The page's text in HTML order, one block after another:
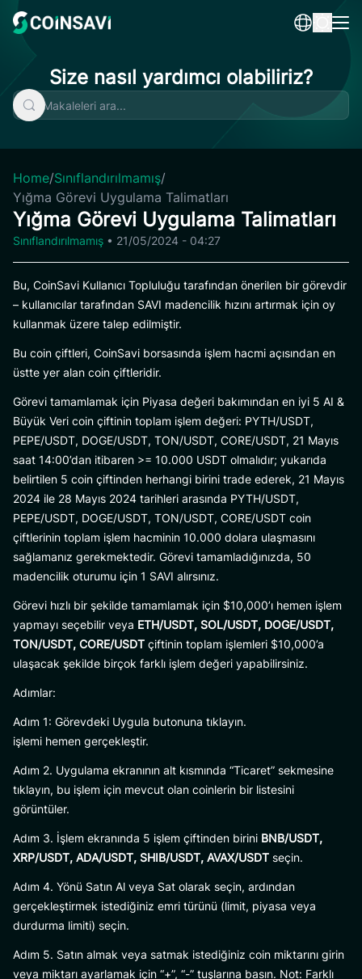
content
Size nasıl yardımcı olabiliriz?
Home/Sınıflandırılmamış/
Yığma Görevi Uygulama Talimatları
Yığma Görevi Uygulama Talimatları
Sınıflandırılmamış • 21/05/2024 - 04:27
Bu, CoinSavi Kullanıcı Topluluğu tarafından önerilen bir görevdir
– kullanıcılar tarafından SAVI madencilik hızını artırmak için oy
kullanmak üzere talep edilmiştir.
Bu coin çiftleri, CoinSavi borsasında işlem hacmi açısından en
üstte yer alan coin çiftleridir.
Görevi tamamlamak için Piyasa değeri bakımından en iyi 5 AI &
Büyük Veri coin çiftinin toplam işlem değeri: PYTH/USDT,
PEPE/USDT, DOGE/USDT, TON/USDT, CORE/USDT, 21 Mayıs
saat 14:00’dan itibaren >= 10.000 USDT olmalıdır; yukarıda
belirtilen 5 coin çiftinden herhangi birini trade ederek, 21 Mayıs
2024 ile 28 Mayıs 2024 tarihleri arasında PYTH/USDT,
PEPE/USDT, DOGE/USDT, TON/USDT, CORE/USDT coin
çiftlerinin toplam işlem hacminin 10.000 dolara ulaşmasını
sağlamanız gerekmektedir. Görevi tamamladığınızda, 50
madencilik oturumu için 1 SAVI alırsınız.
Görevi hızlı bir şekilde tamamlamak için $10,000’ı hemen işlem
yapmayı seçebilir veya ETH/USDT, SOL/USDT, DOGE/USDT,
TON/USDT, CORE/USDT çiftinin toplam işlemleri $10,000’a
ulaşacak şekilde birçok farklı işlem değeri yapabilirsiniz.
Adımlar:
Adım 1: Görevdeki Uygula butonuna tıklayın.
işlemi hemen gerçekleştir.
Adım 2. Uygulama ekranının alt kısmında “Ticaret” sekmesine
tıklayın, bu işlem için mevcut olan coinlerin bir listesini
görüntüler.
Adım 3. İşlem ekranında 5 işlem çiftinden birini BNB/USDT,
XRP/USDT, ADA/USDT, SHIB/USDT, AVAX/USDT seçin.
Adım 4. Yönü Satın Al veya Sat olarak seçin, ardından
gerçekleştirmek istediğiniz emri türünü (limit, piyasa veya
durdurma limiti) seçin.
Adım 5. Satın almak veya satmak istediğiniz coin miktarını girin
veya miktarı ayarlamak için “+”, “-” tuşlarına basın. Not: Farklı